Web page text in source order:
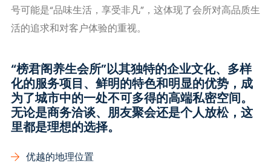
号可能是“品味生活，享受非凡”，这体现了会所对高品质生
活的追求和对客户体验的重视。
“榜君阁养生会所”以其独特的企业文化、多样
化的服务项目、鲜明的特色和明显的优势，成
为了城市中的一处不可多得的高端私密空间。
无论是商务洽谈、朋友聚会还是个人放松，这
里都是理想的选择。
优越的地理位置